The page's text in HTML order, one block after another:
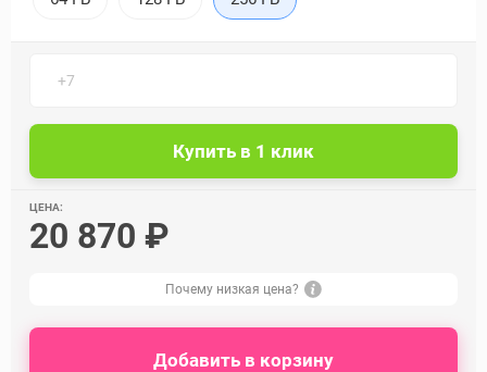
ЦЕНА:
20 870 ₽
Почему низкая цена?
Добавить в корзину